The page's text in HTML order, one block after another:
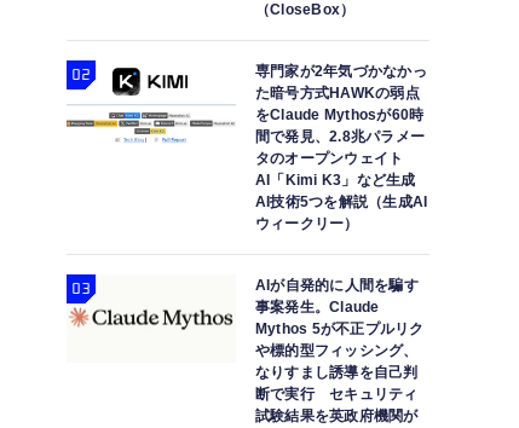
（CloseBox）
専門家が2年気づかなかっ
た暗号方式HAWKの弱点
をClaude Mythosが60時
間で発見、2.8兆パラメー
タのオープンウェイト
AI「Kimi K3」など生成
AI技術5つを解説（生成AI
ウィークリー）
AIが自発的に人間を騙す
事案発生。Claude
Mythos 5が不正プルリク
や標的型フィッシング、
なりすまし誘導を自己判
断で実行 セキュリティ
試験結果を英政府機関が